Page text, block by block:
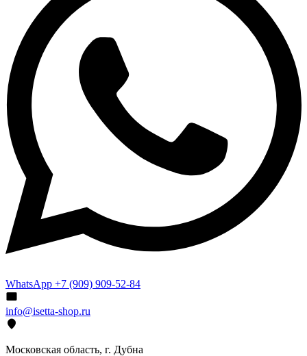
WhatsApp +7 (909) 909-52-84
info@isetta-shop.ru
Московская область, г. Дубна